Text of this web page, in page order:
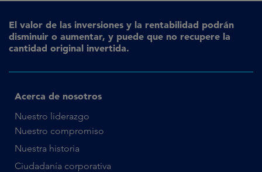
El valor de las inversiones y la rentabilidad podrán
disminuir o aumentar, y puede que no recupere la
cantidad original invertida.
Acerca de nosotros
Nuestro liderazgo
Nuestro compromiso
Nuestra historia
Ciudadanía corporativa